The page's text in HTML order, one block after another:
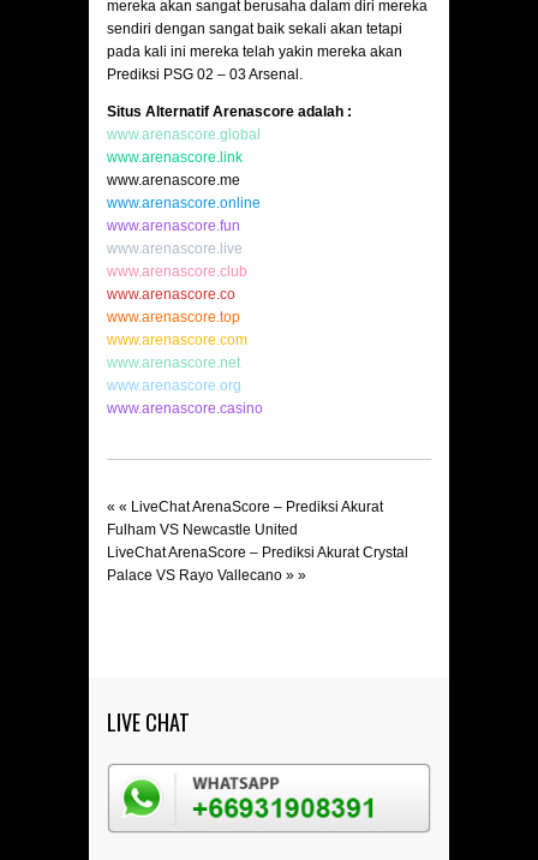
mereka akan sangat berusaha dalam diri mereka
sendiri dengan sangat baik sekali akan tetapi
pada kali ini mereka telah yakin mereka akan
Prediksi PSG 02 – 03 Arsenal.
Situs Alternatif Arenascore adalah :
www.arenascore.global
www.arenascore.link
www.arenascore.me
www.arenascore.online
www.arenascore.fun
www.arenascore.live
www.arenascore.club
www.arenascore.co
www.arenascore.top
www.arenascore.com
www.arenascore.net
www.arenascore.org
www.arenascore.casino
« « LiveChat ArenaScore – Prediksi Akurat
Fulham VS Newcastle United
LiveChat ArenaScore – Prediksi Akurat Crystal
Palace VS Rayo Vallecano » »
LIVE CHAT